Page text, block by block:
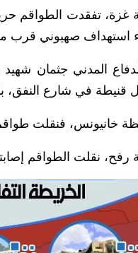
تفقدت الطواقم
استهداف صهيوني قرب
قنيطة في شارع النفق،
خانيونس، فنقلت
نقلت الطواقم